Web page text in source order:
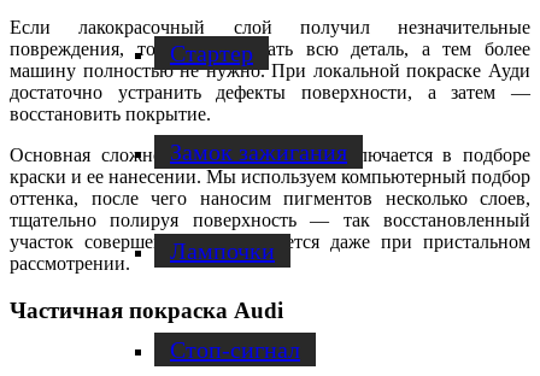
Стартер
Замок зажигания
Лампочки
Стоп-сигнал
Если лакокрасочный слой получил незначительные
повреждения, то перекрашивать всю деталь, а тем более
машину полностью не нужно. При локальной покраске Ауди
достаточно устранить дефекты поверхности, а затем —
восстановить покрытие.
Основная сложность в этом случае заключается в подборе
краски и ее нанесении. Мы используем компьютерный подбор
оттенка, после чего наносим пигментов несколько слоев,
тщательно полируя поверхность — так восстановленный
участок совершенно не выделяется даже при пристальном
рассмотрении.
Частичная покраска Audi